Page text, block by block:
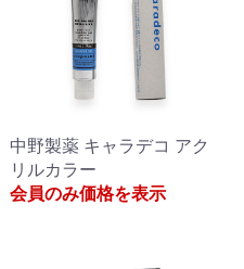
中野製薬 キャラデコ アク
リルカラー
会員のみ価格を表示